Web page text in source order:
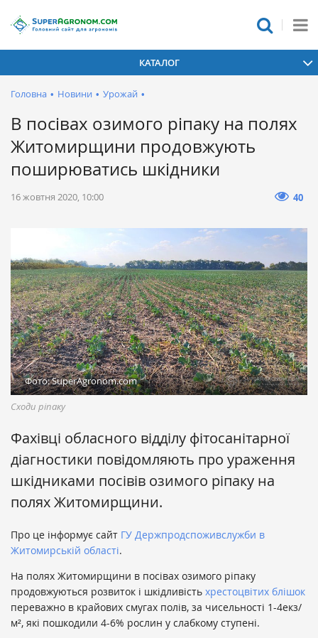
КАТАЛОГ
Головна • Новини • Урожай •
В посівах озимого ріпаку на полях
Житомирщини продовжують
поширюватись шкідники
16 жовтня 2020, 10:00 40
Фото: SuperAgronom.com
Сходи ріпаку
Фахівці обласного відділу фітосанітарної
діагностики повідомляють про ураження
шкідниками посівів озимого ріпаку на
полях Житомирщини.
Про це інформує сайт ГУ Держпродспоживслужби в
Житомирській області.
На полях Житомирщини в посівах озимого ріпаку
продовжуються розвиток і шкідливість хрестоцвітих блішок
переважно в крайових смугах полів, за чисельності 1-4екз/
м², які пошкодили 4-6% рослин у слабкому ступені.